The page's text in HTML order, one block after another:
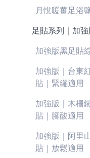
月悅暖薑足浴
足貼系列｜加
加強版黑足貼
加強版｜台東
貼｜緊繃適用
加強版｜木柵
貼｜腳酸適用
加強版｜阿里
貼｜放鬆適用